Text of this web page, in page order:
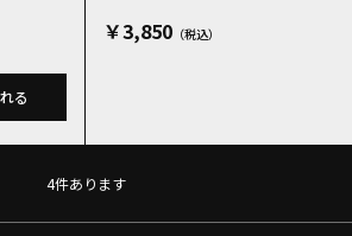
る
￥3,850
4件あります